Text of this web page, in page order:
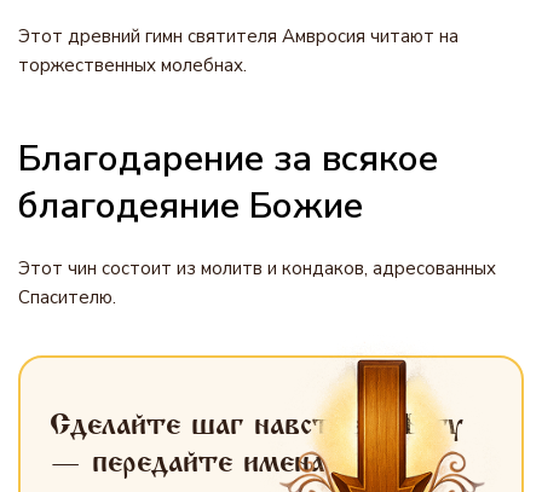
Этот древний гимн святителя Амвросия читают на
торжественных молебнах.
Благодарение за всякое
благодеяние Божие
Этот чин состоит из молитв и кондаков, адресованных
Спасителю.
Сделайте шаг навстречу Богу
— передайте именадля